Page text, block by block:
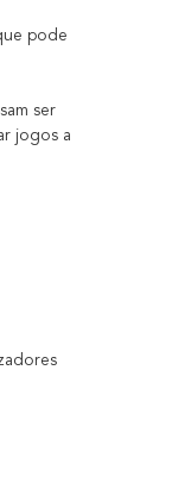
pode
ser
jogos a